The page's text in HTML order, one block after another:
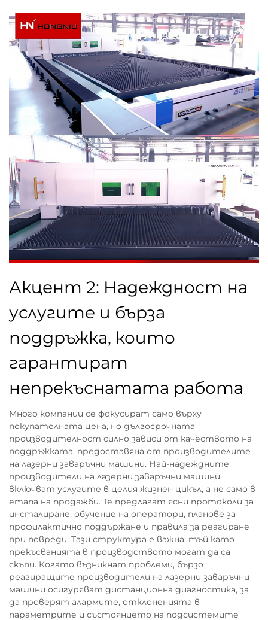
Акцент 2: Надеждност на
услугите и бърза
поддръжка, които
гарантират
непрекъснатата работа
Много компании се фокусират само върху
покупателната цена, но дългосрочната
производителност силно зависи от качеството на
поддръжката, предоставяна от производителите
на лазерни заваръчни машини. Най-надеждните
производители на лазерни заваръчни машини
включват услугите в целия жизнен цикъл, а не само в
етапа на продажби. Те предлагат ясни протоколи за
инсталиране, обучение на оператори, планове за
профилактично поддържане и правила за реагиране
при повреди. Тази структура е важна, тъй като
прекъсванията в производството могат да са
скъпи. Когато възникнат проблеми, бързо
реагиращите производители на лазерни заваръчни
машини осигуряват дистанционна диагностика, за
да проверят алармите, отклоненията в
параметрите и състоянието на подсистемите